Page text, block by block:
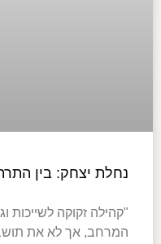
נחלת יצחק: בין
"קהילה זקוקה לשייכות
המרחב, אך לא את